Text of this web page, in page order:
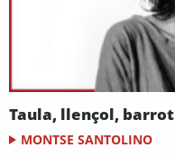
Taula, llençol, barrot
MONTSE SANTOLINO